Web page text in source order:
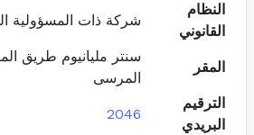
النظام
القانوني
شركة ذات المسؤولية
المقر
سنتر مليانيوم طريق
المرسى
الترقيم
البريدي
2046